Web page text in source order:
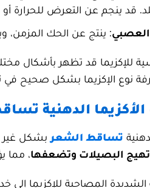
قد ينجم عن التعرض للحرارة أو
العصبي: ينتج عن الحك المزمن،
للإكزيما قد تظهر بأشكال
نوع الإكزيما بشكل صحيح في
الدهنية
تساقط الشعر بشكل غير
تهيج البصيلات وتضعفها، مما
الشديدة المصاحبة للإكزيما